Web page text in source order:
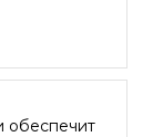
обеспечит